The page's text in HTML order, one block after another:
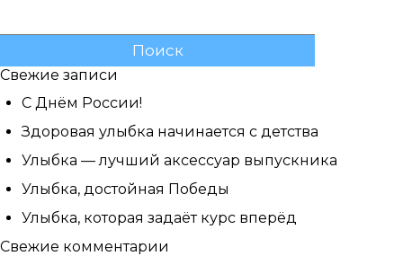
Свежие записи
С Днём России!
Здоровая улыбка начинается с детства
Улыбка — лучший аксессуар выпускника
Улыбка, достойная Победы
Улыбка, которая задаёт курс вперёд
Свежие комментарии